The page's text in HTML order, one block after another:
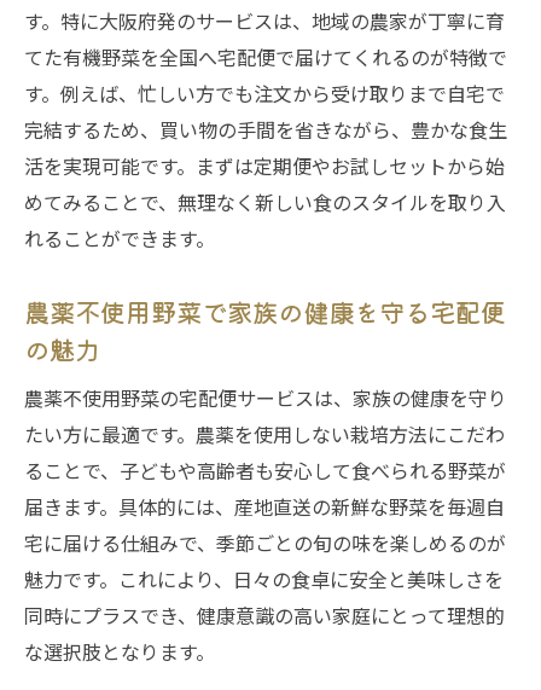
ービス比較
家族の健康を考えた有機野菜・宅配サービ
スの選定術
無添加調味料も選べる宅配サービスの賢い
選び方
宅配便で全国対応の有機野菜サービスの見
大阪発の有機野菜が全国へ届く理由
れる背景
全国配送対応宅配便で広がる有機野菜・宅
配サービス
生産者の想いが詰まった有機野菜を宅配サ
ービスで体感
新鮮な大阪発有機野菜・宅配サービスの配
送システム
愛農野菜の鮮度を守る宅配サービスの工夫
す。特に大阪府発のサービスは、地域の農家が丁寧に育
てた有機野菜を全国へ宅配便で届けてくれるのが特徴で
す。例えば、忙しい方でも注文から受け取りまで自宅で
完結するため、買い物の手間を省きながら、豊かな食生
活を実現可能です。まずは定期便やお試しセットから始
めてみることで、無理なく新しい食のスタイルを取り入
れることができます。
農薬不使用野菜で家族の健康を守る宅配便
の魅力
農薬不使用野菜の宅配便サービスは、家族の健康を守り
たい方に最適です。農薬を使用しない栽培方法にこだわ
ることで、子どもや高齢者も安心して食べられる野菜が
届きます。具体的には、産地直送の新鮮な野菜を毎週自
宅に届ける仕組みで、季節ごとの旬の味を楽しめるのが
魅力です。これにより、日々の食卓に安全と美味しさを
同時にプラスでき、健康意識の高い家庭にとって理想的
な選択肢となります。